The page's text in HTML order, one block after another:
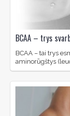
BCAA – trys
BCAA – tai trys
aminorūgštys